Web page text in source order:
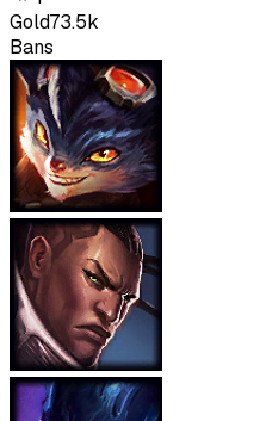
Gold73.5k
Bans